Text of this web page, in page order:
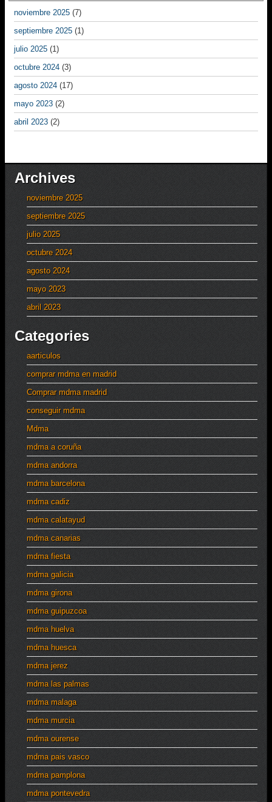
noviembre 2025 (7)
septiembre 2025 (1)
julio 2025 (1)
octubre 2024 (3)
agosto 2024 (17)
mayo 2023 (2)
abril 2023 (2)
Archives
noviembre 2025
septiembre 2025
julio 2025
octubre 2024
agosto 2024
mayo 2023
abril 2023
Categories
aarticulos
comprar mdma en madrid
Comprar mdma madrid
conseguir mdma
Mdma
mdma a coruña
mdma andorra
mdma barcelona
mdma cadiz
mdma calatayud
mdma canarias
mdma fiesta
mdma galicia
mdma girona
mdma guipuzcoa
mdma huelva
mdma huesca
mdma jerez
mdma las palmas
mdma malaga
mdma murcia
mdma ourense
mdma pais vasco
mdma pamplona
mdma pontevedra